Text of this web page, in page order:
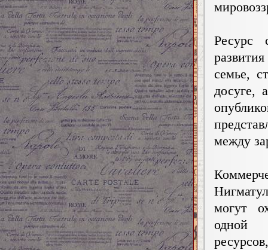
Ресурс
семье,
досуге,
между
могут
одной